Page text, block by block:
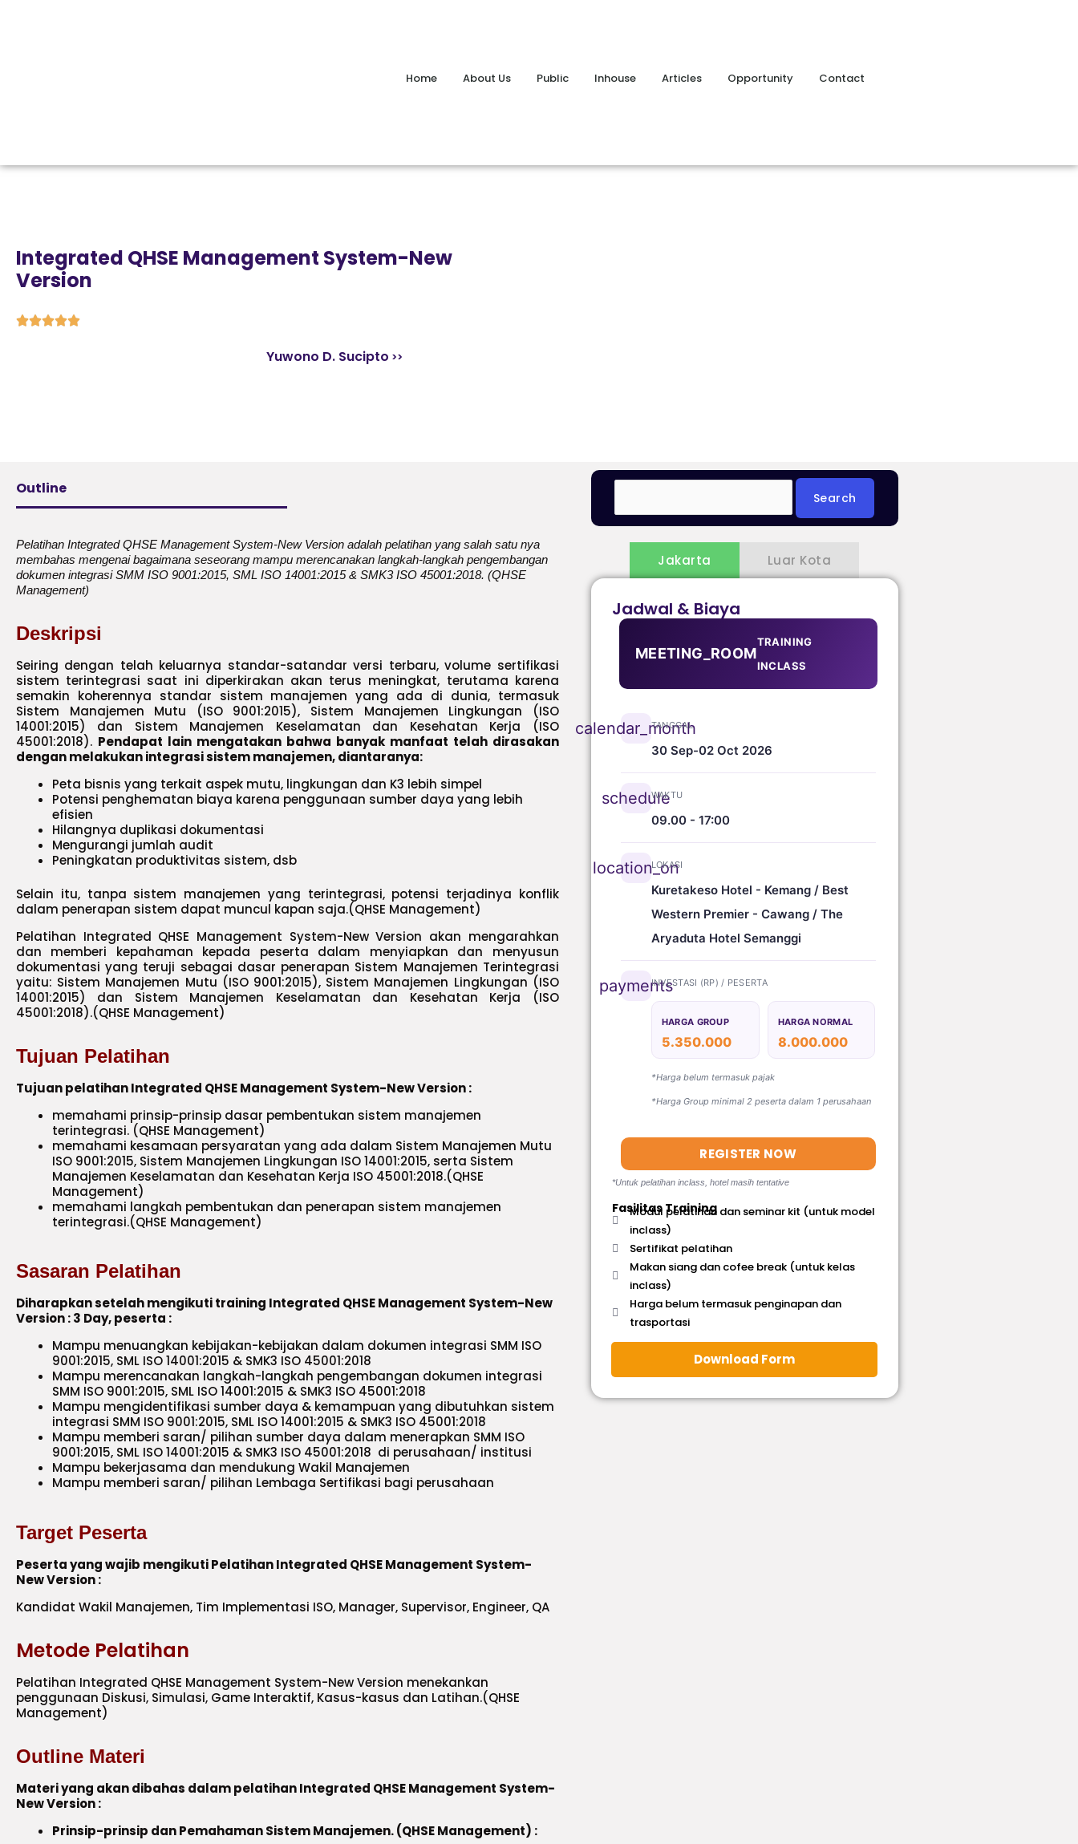
Home About Us Public Inhouse Articles Opportunity Contact
Integrated QHSE Management System-New
Version

Yuwono D. Sucipto
Outline
Pelatihan Integrated QHSE Management System-New Version adalah pelatihan yang salah satu nya
membahas mengenai bagaimana seseorang mampu merencanakan langkah-langkah pengembangan
dokumen integrasi SMM ISO 9001:2015, SML ISO 14001:2015 & SMK3 ISO 45001:2018. (QHSE
Management)
Deskripsi
Seiring dengan telah keluarnya standar-satandar versi terbaru, volume sertifikasi
sistem terintegrasi saat ini diperkirakan akan terus meningkat, terutama karena
semakin koherennya standar sistem manajemen yang ada di dunia, termasuk
Sistem Manajemen Mutu (ISO 9001:2015), Sistem Manajemen Lingkungan (ISO
14001:2015) dan Sistem Manajemen Keselamatan dan Kesehatan Kerja (ISO
45001:2018). Pendapat lain mengatakan bahwa banyak manfaat telah dirasakan
dengan melakukan integrasi sistem manajemen, diantaranya:
Peta bisnis yang terkait aspek mutu, lingkungan dan K3 lebih simpel
Potensi penghematan biaya karena penggunaan sumber daya yang lebih
efisien
Hilangnya duplikasi dokumentasi
Mengurangi jumlah audit
Peningkatan produktivitas sistem, dsb
Selain itu, tanpa sistem manajemen yang terintegrasi, potensi terjadinya konflik
dalam penerapan sistem dapat muncul kapan saja.(QHSE Management)
Pelatihan Integrated QHSE Management System-New Version akan mengarahkan
dan memberi kepahaman kepada peserta dalam menyiapkan dan menyusun
dokumentasi yang teruji sebagai dasar penerapan Sistem Manajemen Terintegrasi
yaitu: Sistem Manajemen Mutu (ISO 9001:2015), Sistem Manajemen Lingkungan (ISO
14001:2015) dan Sistem Manajemen Keselamatan dan Kesehatan Kerja (ISO
45001:2018).(QHSE Management)
Tujuan Pelatihan
Tujuan pelatihan Integrated QHSE Management System-New Version :
memahami prinsip-prinsip dasar pembentukan sistem manajemen
terintegrasi. (QHSE Management)
memahami kesamaan persyaratan yang ada dalam Sistem Manajemen Mutu
ISO 9001:2015, Sistem Manajemen Lingkungan ISO 14001:2015, serta Sistem
Manajemen Keselamatan dan Kesehatan Kerja ISO 45001:2018.(QHSE
Management)
memahami langkah pembentukan dan penerapan sistem manajemen
terintegrasi.(QHSE Management)
Sasaran Pelatihan
Diharapkan setelah mengikuti training Integrated QHSE Management System-New
Version : 3 Day, peserta :
Mampu menuangkan kebijakan-kebijakan dalam dokumen integrasi SMM ISO
9001:2015, SML ISO 14001:2015 & SMK3 ISO 45001:2018
Mampu merencanakan langkah-langkah pengembangan dokumen integrasi
SMM ISO 9001:2015, SML ISO 14001:2015 & SMK3 ISO 45001:2018
Mampu mengidentifikasi sumber daya & kemampuan yang dibutuhkan sistem
integrasi SMM ISO 9001:2015, SML ISO 14001:2015 & SMK3 ISO 45001:2018
Mampu memberi saran/ pilihan sumber daya dalam menerapkan SMM ISO
9001:2015, SML ISO 14001:2015 & SMK3 ISO 45001:2018 di perusahaan/ institusi
Mampu bekerjasama dan mendukung Wakil Manajemen
Mampu memberi saran/ pilihan Lembaga Sertifikasi bagi perusahaan
Target Peserta
Peserta yang wajib mengikuti Pelatihan Integrated QHSE Management System-
New Version :
Kandidat Wakil Manajemen, Tim Implementasi ISO, Manager, Supervisor, Engineer, QA
Metode Pelatihan
Pelatihan Integrated QHSE Management System-New Version menekankan
penggunaan Diskusi, Simulasi, Game Interaktif, Kasus-kasus dan Latihan.(QHSE
Management)
Outline Materi
Materi yang akan dibahas dalam pelatihan Integrated QHSE Management System-
New Version :
Prinsip-prinsip dan Pemahaman Sistem Manajemen. (QHSE Management) :
Jakarta Luar Kota
Jadwal & Biaya
MEETING_ROOM
TRAINING
INCLASS
calendar_month
TANGGAL
30 Sep-02 Oct 2026
schedule
WAKTU
09.00 - 17:00
location_on
LOKASI
Kuretakeso Hotel - Kemang / Best
Western Premier - Cawang / The
Aryaduta Hotel Semanggi
paymentsINVESTASI (RP) / PESERTA
HARGA GROUP
5.350.000
HARGA NORMAL
8.000.000
*Harga belum termasuk pajak
*Harga Group minimal 2 peserta dalam 1 perusahaan
REGISTER NOW
*Untuk pelatihan inclass, hotel masih tentative
Fasilitas Training
Modul pelatihan dan seminar kit (untuk model
inclass)
Sertifikat pelatihan
Makan siang dan cofee break (untuk kelas
inclass)
Harga belum termasuk penginapan dan
trasportasi
Download Form